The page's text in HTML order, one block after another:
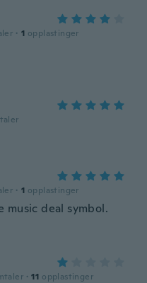
· 1 opplastinger
· 1 opplastinger
deal symbol.
· 11 opplastinger